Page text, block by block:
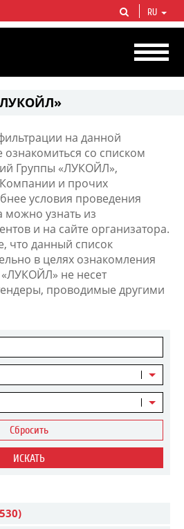
интегрированных
на долю которой приходится более 2%
1% доказанных запасов углеводородов.
RU
на данной
со списком
Группы «ЛУКОЙЛ»,
и прочих
условия проведения
можно узнать из
и на сайте организатора.
что данный список
в целях ознакомления
не несет
проводимые другими
Сбросить
ИСКАТЬ